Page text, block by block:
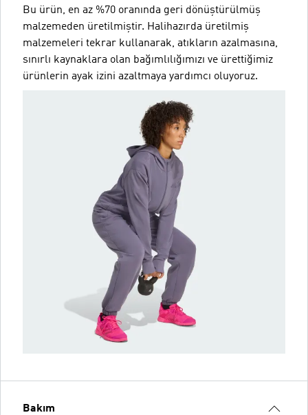
Bu ürün, en az %70 oranında geri dönüştürülmüş
malzemeden üretilmiştir. Halihazırda üretilmiş
malzemeleri tekrar kullanarak, atıkların azalmasına,
sınırlı kaynaklara olan bağımlılığımızı ve ürettiğimiz
ürünlerin ayak izini azaltmaya yardımcı oluyoruz.
Bakım